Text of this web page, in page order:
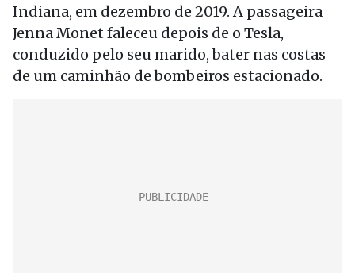
Indiana, em dezembro de 2019. A passageira
Jenna Monet faleceu depois de o Tesla,
conduzido pelo seu marido, bater nas costas
de um caminhão de bombeiros estacionado.